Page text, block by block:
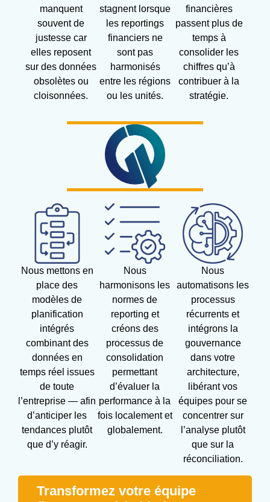
manquent
souvent de
justesse car
elles reposent
sur des données
obsolètes ou
cloisonnées.
stagnent lorsque
les reportings
financiers ne
sont pas
harmonisés
entre les régions
ou les unités.
financières
passent plus de
temps à
consolider les
chiffres qu’à
contribuer à la
stratégie.
Nous mettons en
place des
modèles de
planification
intégrés
combinant des
données en
temps réel issues
de toute
l’entreprise — afin
d’anticiper les
tendances plutôt
que d’y réagir.
Nous
harmonisons les
normes de
reporting et
créons des
processus de
consolidation
permettant
d’évaluer la
performance à la
fois localement et
globalement.
Nous
automatisons les
processus
récurrents et
intégrons la
gouvernance
dans votre
architecture,
libérant vos
équipes pour se
concentrer sur
l’analyse plutôt
que sur la
réconciliation.
Transformez votre équipe